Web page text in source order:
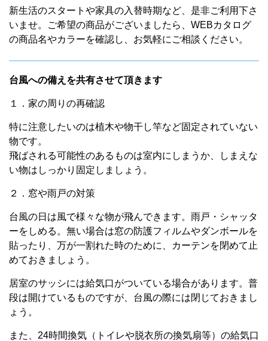
新生活のスタートや家具の入替時期など、是非ご利用下さ
いませ。ご希望の商品がございましたら、WEBカタログ
の商品名やカラーを確認し、お気軽にご相談ください。
台風への備えを共有させて頂きます
１．家の周りの再確認
特に注意したいのは植木や物干し竿など固定されていない
物です。
飛ばされる可能性のあるものは室内にしまうか、しまえな
い物はしっかり固定しましょう。
２．窓や雨戸の対策
台風の日は風で様々な物が飛んできます。雨戸・シャッタ
ーをしめる。無い場合は窓の防護フィルムやダンボールを
貼ったり、万が一割れた時のために、カーテンを閉めて止
めておきましょう。
居室のサッシには給気口がついている場合があります。普
段は開けているものですが、台風の際には閉じておきまし
ょう。
また、24時間換気（トイレや脱衣所の換気扇等）の給気口